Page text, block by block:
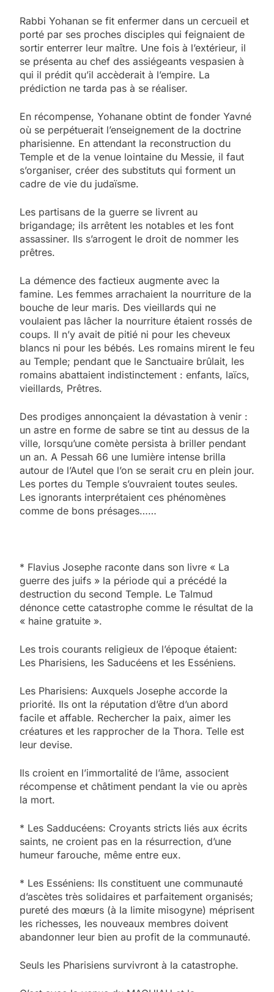
Rabbi Yohanan se fit enfermer dans un cercueil et
porté par ses proches disciples qui feignaient de
sortir enterrer leur maître. Une fois à l’extérieur, il
se présenta au chef des assiégeants vespasien à
qui il prédit qu’il accèderait à l’empire. La
prédiction ne tarda pas à se réaliser.
En récompense, Yohanane obtint de fonder Yavné
où se perpétuerait l’enseignement de la doctrine
pharisienne. En attendant la reconstruction du
Temple et de la venue lointaine du Messie, il faut
s’organiser, créer des substituts qui forment un
cadre de vie du judaïsme.
Les partisans de la guerre se livrent au
brigandage; ils arrêtent les notables et les font
assassiner. Ils s’arrogent le droit de nommer les
prêtres.
La démence des factieux augmente avec la
famine. Les femmes arrachaient la nourriture de la
bouche de leur maris. Des vieillards qui ne
voulaient pas lâcher la nourriture étaient rossés de
coups. Il n’y avait de pitié ni pour les cheveux
blancs ni pour les bébés. Les romains mirent le feu
au Temple; pendant que le Sanctuaire brûlait, les
romains abattaient indistinctement : enfants, laïcs,
vieillards, Prêtres.
Des prodiges annonçaient la dévastation à venir :
un astre en forme de sabre se tint au dessus de la
ville, lorsqu’une comète persista à briller pendant
un an. A Pessah 66 une lumière intense brilla
autour de l’Autel que l’on se serait cru en plein jour.
Les portes du Temple s’ouvraient toutes seules.
Les ignorants interprétaient ces phénomènes
comme de bons présages……
* Flavius Josephe raconte dans son livre « La
guerre des juifs » la période qui a précédé la
destruction du second Temple. Le Talmud
dénonce cette catastrophe comme le résultat de la
« haine gratuite ».
Les trois courants religieux de l’époque étaient:
Les Pharisiens, les Saducéens et les Esséniens.
Les Pharisiens: Auxquels Josephe accorde la
priorité. Ils ont la réputation d’être d’un abord
facile et affable. Rechercher la paix, aimer les
créatures et les rapprocher de la Thora. Telle est
leur devise.
Ils croient en l’immortalité de l’âme, associent
récompense et châtiment pendant la vie ou après
la mort.
* Les Sadducéens: Croyants stricts liés aux écrits
saints, ne croient pas en la résurrection, d’une
humeur farouche, même entre eux.
* Les Esséniens: Ils constituent une communauté
d’ascètes très solidaires et parfaitement organisés;
pureté des mœurs (à la limite misogyne) méprisent
les richesses, les nouveaux membres doivent
abandonner leur bien au profit de la communauté.
Seuls les Pharisiens survivront à la catastrophe.